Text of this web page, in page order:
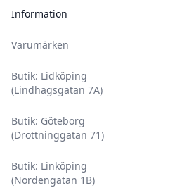
Information
Varumärken
Butik: Lidköping
(Lindhagsgatan 7A)
Butik: Göteborg
(Drottninggatan 71)
Butik: Linköping
(Nordengatan 1B)